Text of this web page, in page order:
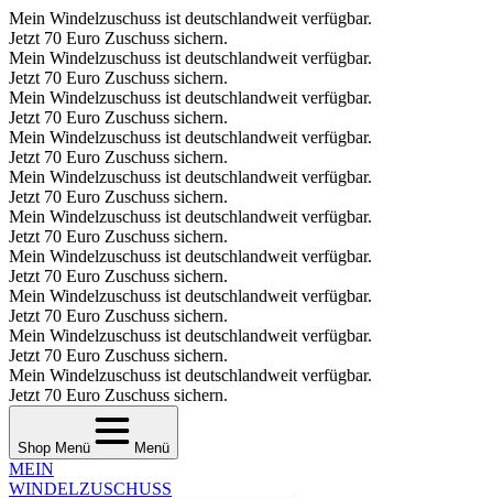
Mein Windelzuschuss ist deutschlandweit verfügbar.
Jetzt 70 Euro Zuschuss sichern.
Mein Windelzuschuss ist deutschlandweit verfügbar.
Jetzt 70 Euro Zuschuss sichern.
Mein Windelzuschuss ist deutschlandweit verfügbar.
Jetzt 70 Euro Zuschuss sichern.
Mein Windelzuschuss ist deutschlandweit verfügbar.
Jetzt 70 Euro Zuschuss sichern.
Mein Windelzuschuss ist deutschlandweit verfügbar.
Jetzt 70 Euro Zuschuss sichern.
Mein Windelzuschuss ist deutschlandweit verfügbar.
Jetzt 70 Euro Zuschuss sichern.
Mein Windelzuschuss ist deutschlandweit verfügbar.
Jetzt 70 Euro Zuschuss sichern.
Mein Windelzuschuss ist deutschlandweit verfügbar.
Jetzt 70 Euro Zuschuss sichern.
Mein Windelzuschuss ist deutschlandweit verfügbar.
Jetzt 70 Euro Zuschuss sichern.
Mein Windelzuschuss ist deutschlandweit verfügbar.
Jetzt 70 Euro Zuschuss sichern.
Shop Menü Menü
MEIN
WINDEL­ZUSCHUSS